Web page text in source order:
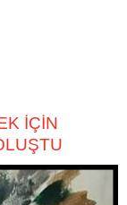
İÇİN